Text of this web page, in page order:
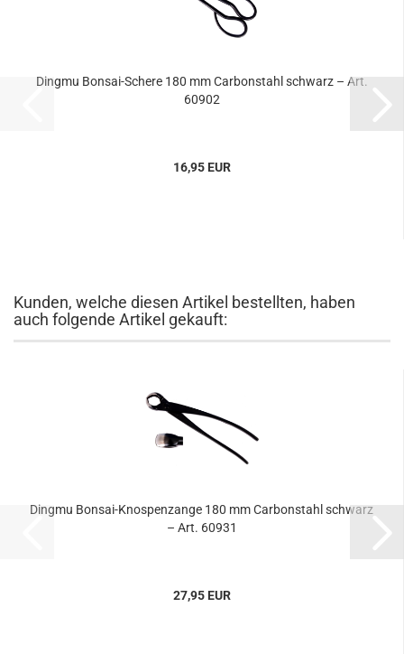
Dingmu Bonsai-Schere 180 mm Carbonstahl schwarz – Art.
60902
16,95 EUR
Kunden, welche diesen Artikel bestellten, haben
auch folgende Artikel gekauft:
Dingmu Bonsai-Knospenzange 180 mm Carbonstahl schwarz
– Art. 60931
27,95 EUR